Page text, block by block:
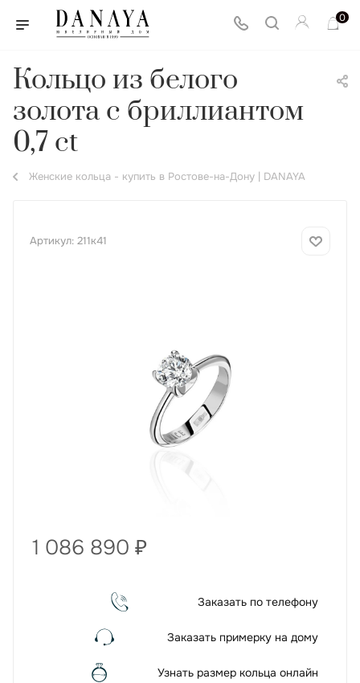
0
Кольцо из белого
золота с бриллиантом
0,7 ct
Женские кольца - купить в Ростове-на-Дону | DANAYA
Артикул: 211к41
1 086 890 ₽
Заказать по телефону
Заказать примерку на дому
Узнать размер кольца онлайн